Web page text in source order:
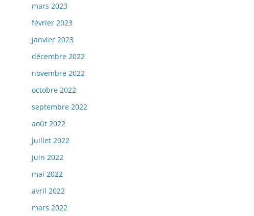
mars 2023
février 2023
janvier 2023
décembre 2022
novembre 2022
octobre 2022
septembre 2022
août 2022
juillet 2022
juin 2022
mai 2022
avril 2022
mars 2022